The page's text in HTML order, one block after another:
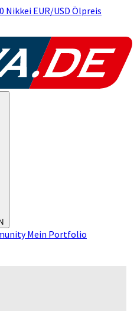
Nikkei EUR/USD Ölpreis
Mein Portfolio